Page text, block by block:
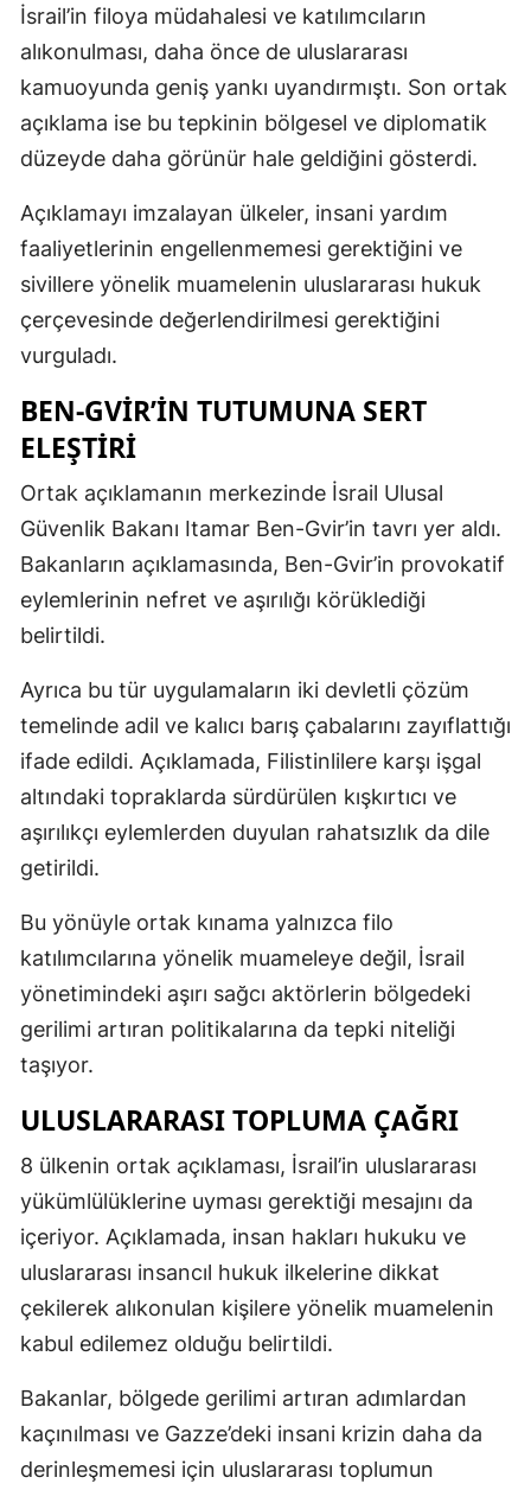
İsrail’in filoya müdahalesi ve katılımcıların
alıkonulması, daha önce de uluslararası
kamuoyunda geniş yankı uyandırmıştı. Son ortak
açıklama ise bu tepkinin bölgesel ve diplomatik
düzeyde daha görünür hale geldiğini gösterdi.
Açıklamayı imzalayan ülkeler, insani yardım
faaliyetlerinin engellenmemesi gerektiğini ve
sivillere yönelik muamelenin uluslararası hukuk
çerçevesinde değerlendirilmesi gerektiğini
vurguladı.
BEN-GVIR’IN TUTUMUNA SERT
ELEŞTIRI
Ortak açıklamanın merkezinde İsrail Ulusal
Güvenlik Bakanı Itamar Ben-Gvir’in tavrı yer aldı.
Bakanların açıklamasında, Ben-Gvir’in provokatif
eylemlerinin nefret ve aşırılığı körüklediği
belirtildi.
Ayrıca bu tür uygulamaların iki devletli çözüm
temelinde adil ve kalıcı barış çabalarını zayıflattığı
ifade edildi. Açıklamada, Filistinlilere karşı işgal
altındaki topraklarda sürdürülen kışkırtıcı ve
aşırılıkçı eylemlerden duyulan rahatsızlık da dile
getirildi.
Bu yönüyle ortak kınama yalnızca filo
katılımcılarına yönelik muameleye değil, İsrail
yönetimindeki aşırı sağcı aktörlerin bölgedeki
gerilimi artıran politikalarına da tepki niteliği
taşıyor.
ULUSLARARASI TOPLUMA ÇAĞRI
8 ülkenin ortak açıklaması, İsrail’in uluslararası
yükümlülüklerine uyması gerektiği mesajını da
içeriyor. Açıklamada, insan hakları hukuku ve
uluslararası insancıl hukuk ilkelerine dikkat
çekilerek alıkonulan kişilere yönelik muamelenin
kabul edilemez olduğu belirtildi.
Bakanlar, bölgede gerilimi artıran adımlardan
kaçınılması ve Gazze’deki insani krizin daha da
derinleşmemesi için uluslararası toplumun